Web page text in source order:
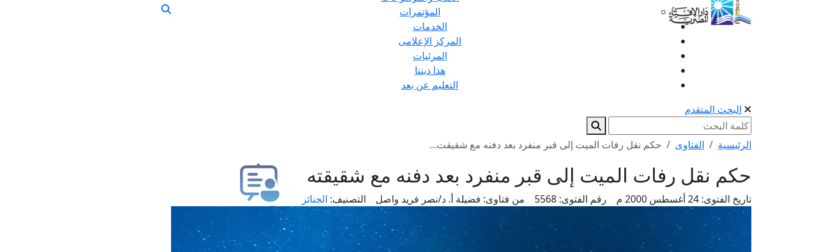
المؤتمرات
الخدمات
المركز الإعلامى
المرئيات
هذا ديننا
التعليم عن بعد
البحث المتقدم
الرئيسية الفتاوى حكم نقل رفات الميت إلى قبر منفرد بعد دفنه مع شقيقت...
حكم نقل رفات الميت إلى قبر منفرد بعد دفنه مع شقيقته
تاريخ الفتوى: رقم الفتوى: من فتاوى: فضيلة أ. د/نصر فريد واصل التصنيف: الجنائز
طلب فتوى